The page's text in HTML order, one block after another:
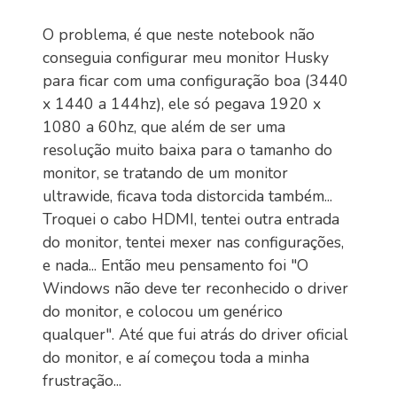
O problema, é que neste notebook não
conseguia configurar meu monitor Husky
para ficar com uma configuração boa (3440
x 1440 a 144hz), ele só pegava 1920 x
1080 a 60hz, que além de ser uma
resolução muito baixa para o tamanho do
monitor, se tratando de um monitor
ultrawide, ficava toda distorcida também...
Troquei o cabo HDMI, tentei outra entrada
do monitor, tentei mexer nas configurações,
e nada... Então meu pensamento foi "O
Windows não deve ter reconhecido o driver
do monitor, e colocou um genérico
qualquer". Até que fui atrás do driver oficial
do monitor, e aí começou toda a minha
frustração...